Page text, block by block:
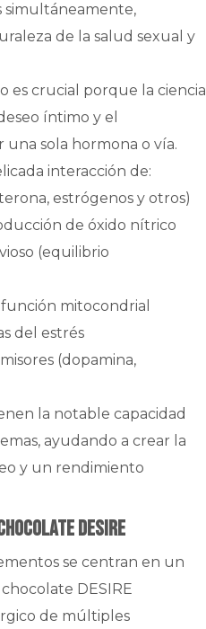
simultáneamente,
de la salud sexual y
es crucial porque la ciencia
íntimo y el
sola hormona o vía.
interacción de:
estrógenos y otros)
de óxido nítrico
(equilibrio
mitocondrial
del estrés
(dopamina,
la notable capacidad
ayudando a crear la
y un rendimiento
DESIRE
se centran en un
DESIRE
de múltiples